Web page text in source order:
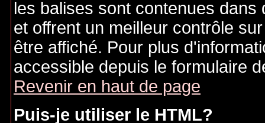
les balises sont contenues
et offrent un meilleur contrôle
être affiché. Pour plus
accessible depuis le formulaire
Revenir en haut de page
Puis-je utiliser le HTML?